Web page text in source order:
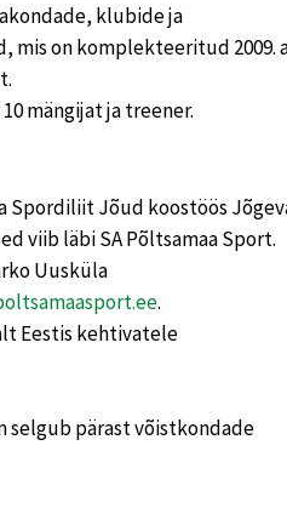
klubide ja
mis on komplekteeritud 2009.
mängijat ja treener.
Spordiliit Jõud koostöös
viib läbi SA Põltsamaa Sport.
Uusküla
.
Eestis kehtivatele
selgub pärast võistkondade